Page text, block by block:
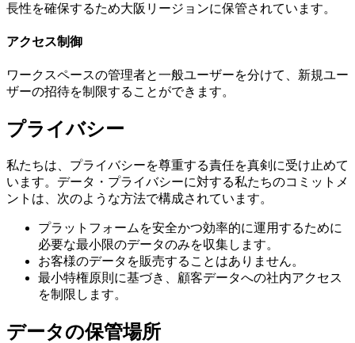
長性を確保するため大阪リージョンに保管されています。
アクセス制御
ワークスペースの管理者と一般ユーザーを分けて、新規ユー
ザーの招待を制限することができます。
プライバシー
私たちは、プライバシーを尊重する責任を真剣に受け止めて
います。データ・プライバシーに対する私たちのコミットメ
ントは、次のような方法で構成されています。
プラットフォームを安全かつ効率的に運用するために
必要な最小限のデータのみを収集します。
お客様のデータを販売することはありません。
最小特権原則に基づき、顧客データへの社内アクセス
を制限します。
データの保管場所